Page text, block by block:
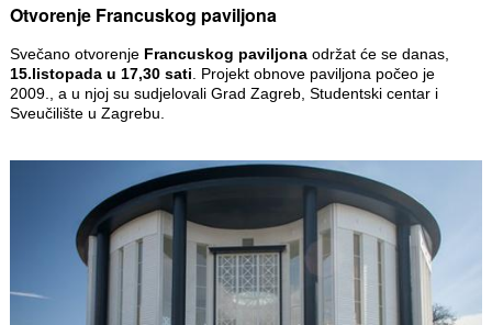
Otvorenje Francuskog paviljona
Svečano otvorenje Francuskog paviljonaodržat će se danas,
15.listopada u 17,30 sati . Projekt obnove paviljona počeo je
2009., a u njoj su sudjelovali Grad Zagreb, Studentski centar i
Sveučilište u Zagrebu.